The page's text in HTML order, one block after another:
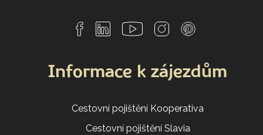
Informace k zájezdům
Cestovní pojištění Kooperativa
Cestovní pojištění Slavia